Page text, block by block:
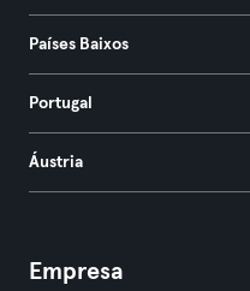
Países Baixos
Portugal
Áustria
Empresa